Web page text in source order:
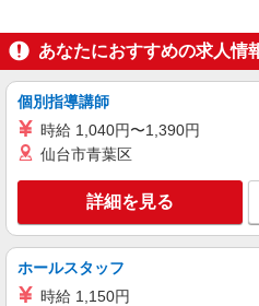
株式会社パソナ・東京キャリアセン
テレフォンオペ
月給274600
給
キープ
派遣社員
株式会社パソナ・東京キャリアセン
テレフォンオ
あなたにおすすめの求人情
個別指導講師
時給 1,040円〜1,390円
仙台市青葉区
詳細を見る
ホールスタッフ
時給 1,150円